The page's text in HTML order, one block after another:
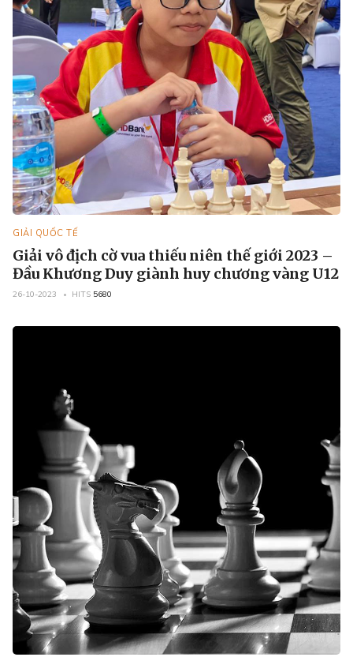
GIẢI QUỐC TẾ
Giải vô địch cờ vua thiếu niên thế giới 2023 –
Đầu Khương Duy giành huy chương vàng U12
26-10-2023 HITS 5680